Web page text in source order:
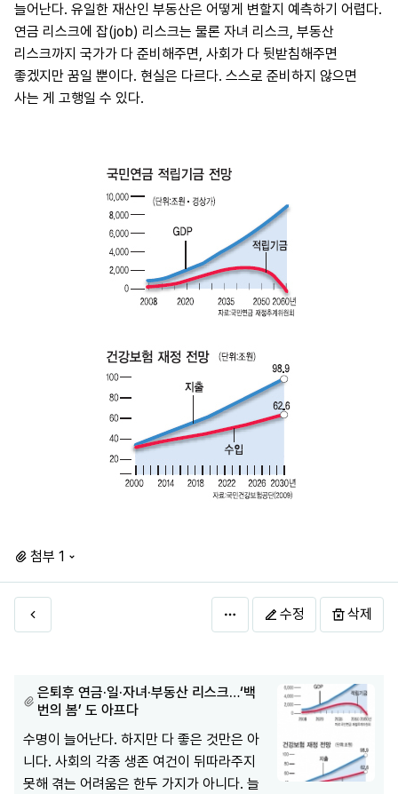
늘어난다. 유일한 재산인 부동산은 어떻게 변할지 예측하기 어렵다.
연금 리스크에 잡(job) 리스크는 물론 자녀 리스크, 부동산
리스크까지 국가가 다 준비해주면, 사회가 다 뒷받침해주면
좋겠지만 꿈일 뿐이다. 현실은 다르다. 스스로 준비하지 않으면
사는 게 고행일 수 있다.
첨부 1
수정 삭제
은퇴후 연금·일·자녀·부동산 리스크…‘백
번의 봄’ 도 아프다
수명이 늘어난다. 하지만 다 좋은 것만은 아
니다. 사회의 각종 생존 여건이 뒤따라주지
못해 겪는 어려움은 한두 가지가 아니다. 늘